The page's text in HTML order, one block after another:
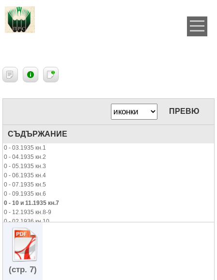
ПРЕВЮ
СЪДЪРЖАНИЕ
0 - 03.1935 кн.1
0 - 04.1935 кн.2
0 - 05.1935 кн.3
0 - 06.1935 кн.4
0 - 07.1935 кн.5
0 - 09.1935 кн.6
0 - 10 и 11.1935 кн.7
0 - 12.1935 кн.8-9
0 - 02.1936 кн.10
(стр. 7)